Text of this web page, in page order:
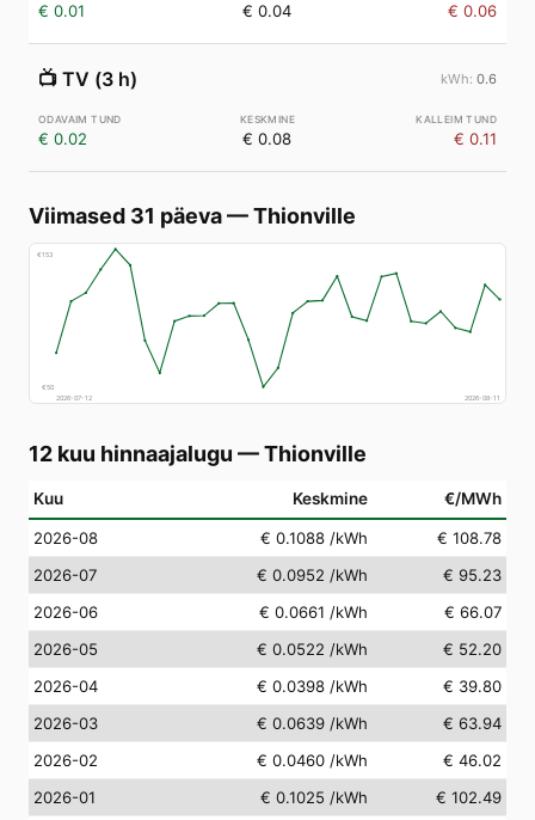
€ 0.01 € 0.04 € 0.06
📺 TV (3 h) 0.6
€ 0.02 € 0.08 € 0.11
Viimased 31 päeva—Thionville
€153
€50
2026-07-12
2026-08-11
12 kuu hinnaajalugu —Thionville
Kuu Keskmine €/MWh
2026-08 € 0.1088 /kWh
€ 108.78
2026-07
€ 0.0952 /kWh
€ 95.23
2026-06
€ 0.0661 /kWh
€ 66.07
2026-05
€ 0.0522 /kWh
€ 52.20
2026-04
€ 0.0398 /kWh
€ 39.80
2026-03
€ 0.0639 /kWh
€ 63.94
2026-02
€ 0.0460 /kWh
€ 46.02
2026-01
€ 0.1025 /kWh
€ 102.49